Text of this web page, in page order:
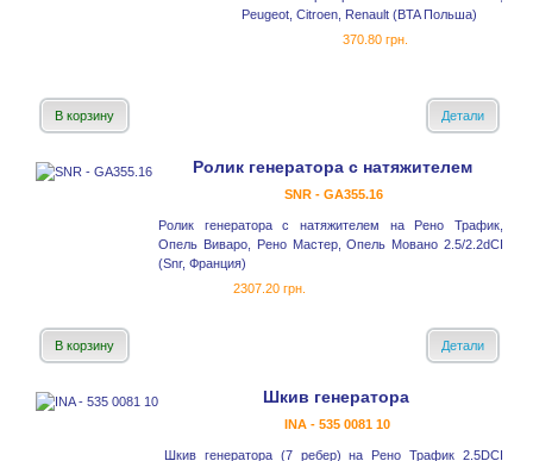
Peugeot, Citroen, Renault (BTA Польша)
370.80 грн.
В корзину Детали
Ролик генератора с натяжителем
SNR - GA355.16
Ролик генератора с натяжителем на Рено Трафик,
Опель Виваро, Рено Мастер, Опель Мовано 2.5/2.2dCI
(Snr, Франция)
2307.20 грн.
В корзину Детали
Шкив генератора
INA - 535 0081 10
Шкив генератора (7 ребер) на Рено Трафик 2.5DCI